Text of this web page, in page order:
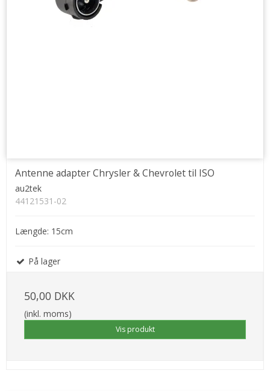
Antenne adapter Chrysler & Chevrolet til ISO
au2tek
44121531-02
Længde: 15cm
På lager
50,00 DKK
(inkl. moms)
Vis produkt